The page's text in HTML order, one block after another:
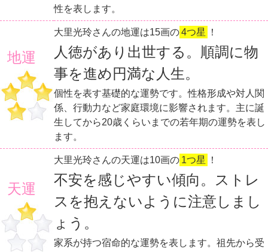
性を表します。
地運
大里光玲さんの地運は15画の4つ星 ！
人徳があり出世する。順調に物
事を進め円満な人生。
個性を表す基礎的な運勢です。性格形成や対人関
係、行動力など家庭環境に影響されます。主に誕
生してから20歳くらいまでの若年期の運勢を表し
ます。
天運
大里光玲さんの天運は10画の 1つ星 ！
不安を感じやすい傾向。ストレ
スを抱えないように注意しまし
ょう。
家系が持つ宿命的な運勢を表します。祖先から受